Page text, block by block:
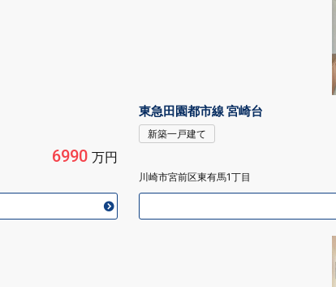
6990万円
東急田園都市線 宮崎台
新築一戸建て
川崎市宮前区東有馬1丁目